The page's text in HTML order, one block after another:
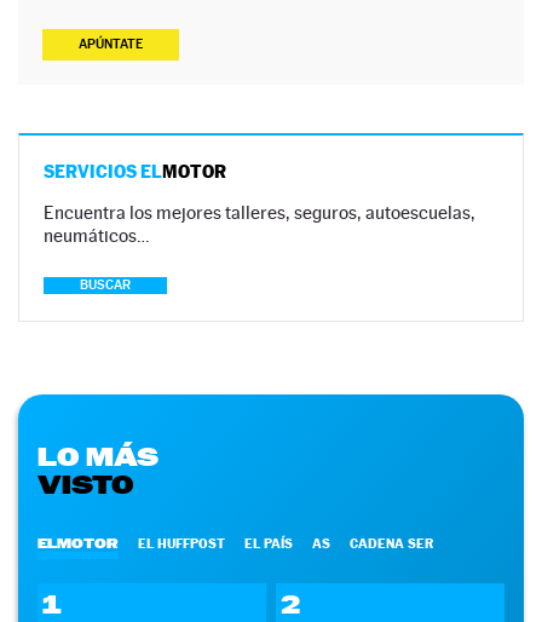
APÚNTATE
SERVICIOS ELMOTOR
Encuentra los mejores talleres, seguros, autoescuelas,
neumáticos…
BUSCAR
LO MÁS
VISTO
ELMOTOR EL HUFFPOST EL PAÍS AS CADENA SER
1 2